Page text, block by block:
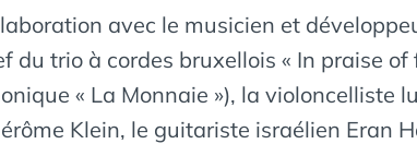
avec le musicien et
du trio à cordes bruxellois « In praise
« La Monnaie »), la
Klein, le guitariste israélien Eran